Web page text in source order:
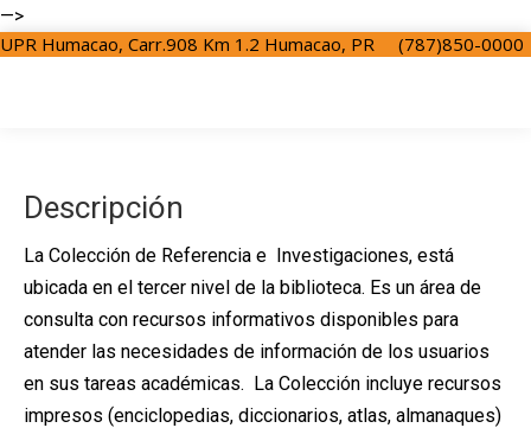
—>
UPR Humacao, Carr.908 Km 1.2 Humacao, PR (787)850-0000
Descripción
La Colección de Referencia e Investigaciones, está
ubicada en el tercer nivel de la biblioteca. Es un área de
consulta con recursos informativos disponibles para
atender las necesidades de información de los usuarios
en sus tareas académicas. La Colección incluye recursos
impresos (enciclopedias, diccionarios, atlas, almanaques)